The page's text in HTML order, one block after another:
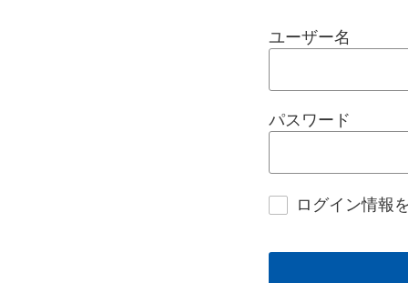
ユーザー名
パスワード
ログイン情報